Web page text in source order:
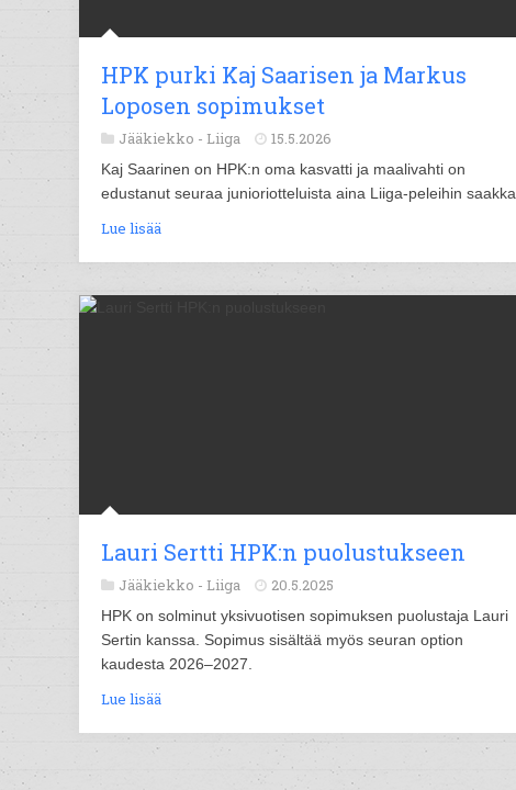
HPK purki Kaj Saarisen ja Markus
Loposen sopimukset
Jääkiekko - Liiga 15.5.2026
Kaj Saarinen on HPK:n oma kasvatti ja maalivahti on
edustanut seuraa junioriotteluista aina Liiga-peleihin saakka.
Lue lisää
Lauri Sertti HPK:n puolustukseen
Jääkiekko - Liiga 20.5.2025
HPK on solminut yksivuotisen sopimuksen puolustaja Lauri
Sertin kanssa. Sopimus sisältää myös seuran option
kaudesta 2026–2027.
Lue lisää